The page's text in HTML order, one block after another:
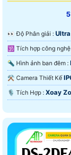
️👀 Độ Phân giải : Ultra
🔦 Hình ảnh ban đêm :
⚒ Camera Thiết Kế
️🎙 Tích Hợp : Xoay